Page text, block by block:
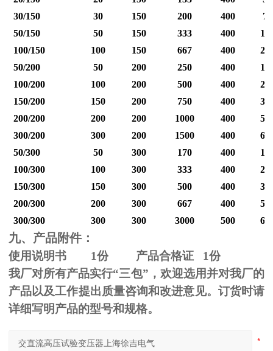
30/150
30 150 200 400
75
50/150
50 150 333 400
100/150
100 150 667 400
50/200
50 200 250 400
100/200
100 200 500 400
150/200
150 200 750 400
200/200
200 200 1000 400
300/200
300 200 1500 400
50/300
50 300 170 400
100/300
100 300 333 400
150/300
150 300 500 400
200/300
200 300 667 400
300/300
300 300 3000 500
九、产品附件：
使用说明书 1份 产品合格证 1份
我厂对所有产品实行“三包”，欢迎选用并对我厂的
产品以及工作提出质量咨询和改进意见。订货时请
详细写明产品的型号和规格。